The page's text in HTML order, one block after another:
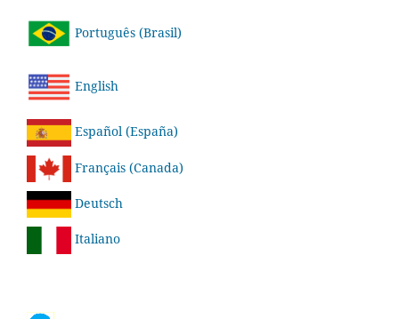
Português (Brasil)
English
Español (España)
Français (Canada)
Deutsch
Italiano